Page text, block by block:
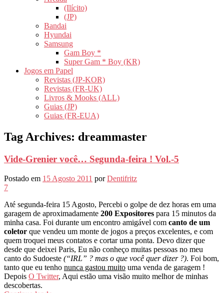
(Ilícito)
(JP)
Bandai
Hyundai
Samsung
Gam Boy *
Super Gam * Boy (KR)
Jogos em Papel
Revistas (JP-KOR)
Revistas (FR-UK)
Livros & Mooks (ALL)
Guias (JP)
Guias (FR-EUA)
Tag Archives: dreammaster
Vide-Grenier você… Segunda-feira ! Vol.-5
Postado em 15 Agosto 2011 porDentifritz
7
Até segunda-feira 15 Agosto, Percebi o golpe de dez horas em uma
garagem de aproximadamente 200 Expositores para 15 minutos da
minha casa. Foi durante um encontro amigável com canto de um
coletor que vendeu um monte de jogos a preços excelentes, e com
quem troquei meus contatos e cortar uma ponta. Devo dizer que
desde que deixei Paris, Eu não conheço muitas pessoas no meu
canto do Sudoeste (“IRL” ? mas o que você quer dizer ?). Foi bom,
tanto que eu tenho nunca gastou muito uma venda de garagem !
Depois O Twitter, Aqui estão uma visão muito melhor de minhas
descobertas.